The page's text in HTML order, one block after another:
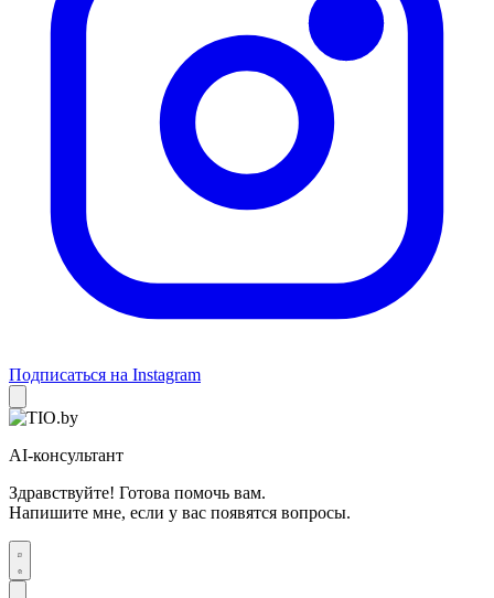
Подписаться на Instagram
AI-консультант
Здравствуйте! Готова помочь вам.
Напишите мне, если у вас появятся вопросы.